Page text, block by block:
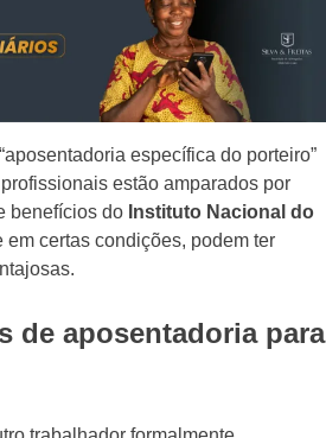
específica do porteiro”
estão amparados por
benefícios do Instituto Nacional do
em certas condições, podem ter
de aposentadoria para